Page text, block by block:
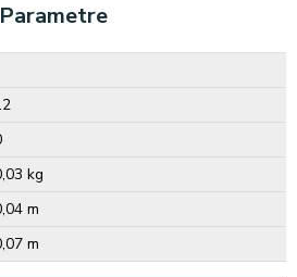
Parametre
kg
m
m